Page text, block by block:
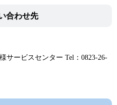
合わせ先
ービスセンター Tel：0823-26-